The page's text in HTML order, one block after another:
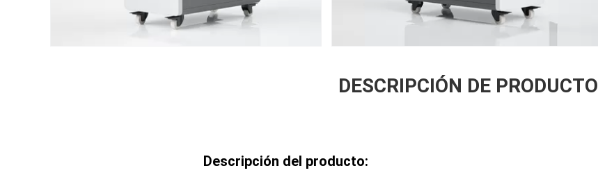
DESCRIPCIÓN DE PRODUCTO
Descripción del producto: